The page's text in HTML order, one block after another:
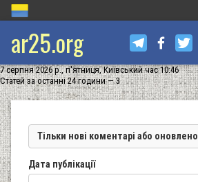
ar25.org
7 серпня 2026 р., п'ятниця, Київський час 10:46
Статей за останні 24 години — 3
Тільки нові коментарі або оновлено
Дата публікації